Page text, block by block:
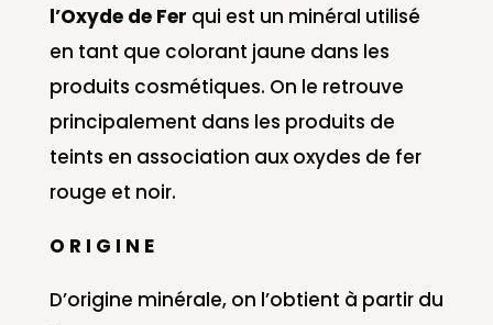
l’Oxyde de Fer qui est un minéral utilisé
en tant que colorant jaune dans les
produits cosmétiques. On le retrouve
principalement dans les produits de
teints en association aux oxydes de fer
rouge et noir.
O R I G I N E
D’origine minérale, on l’obtient à partir du